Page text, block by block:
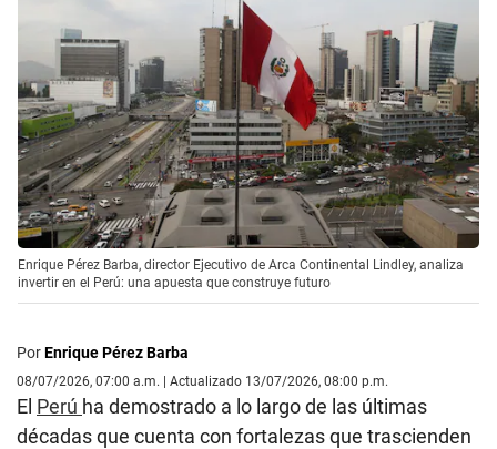
Enrique Pérez Barba, director Ejecutivo de Arca Continental Lindley, analiza
invertir en el Perú: una apuesta que construye futuro
PorEnrique Pérez Barba
08/07/2026, 07:00 a.m. | Actualizado 13/07/2026, 08:00 p.m.
El Perú ha demostrado a lo largo de las últimas
décadas que cuenta con fortalezas que trascienden